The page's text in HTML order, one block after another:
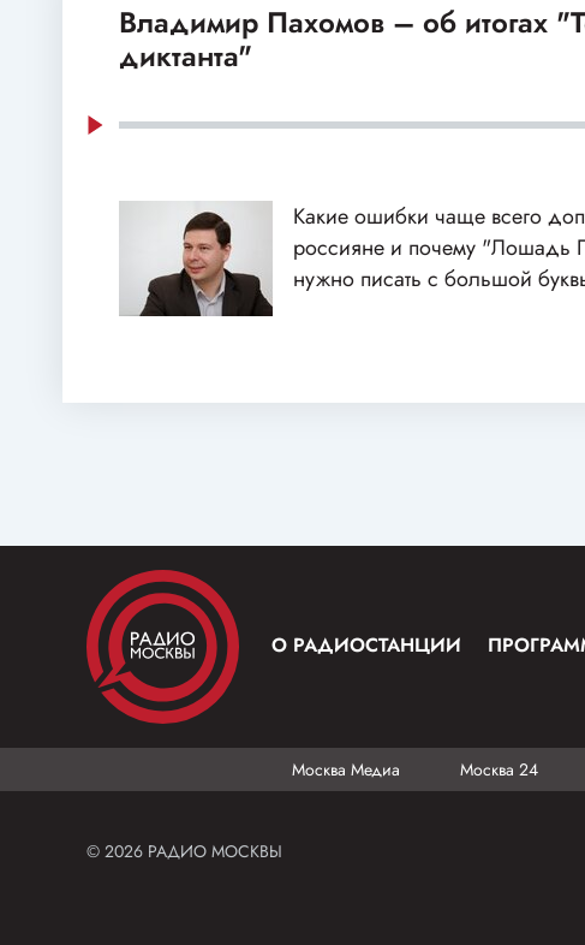
Владимир Пахомов – об итогах
диктанта"
Какие ошибки чаще всего
россияне и почему "Лошадь
нужно писать с большой
О РАДИОСТАНЦИИ
Москва Медиа
Москва 24
© 2026 РАДИО МОСКВЫ